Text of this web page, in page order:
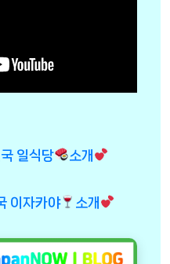
국 일식당 소개
이자카야 소개